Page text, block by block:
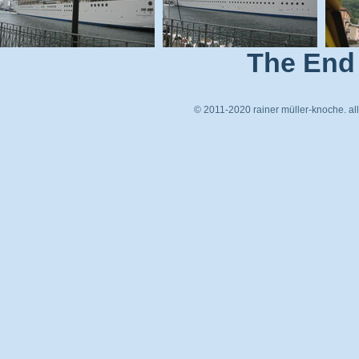
The End
© 2011-2020 rainer müller-knoche.